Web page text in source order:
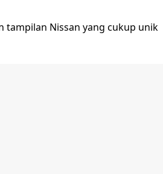
tampilan Nissan yang cukup unik